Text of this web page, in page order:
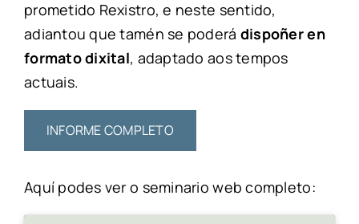
prometido Rexistro, e neste sentido,
adiantou que tamén se poderá dispoñer en
formato dixital, adaptado aos tempos
actuais.
INFORME COMPLETO
Aquí podes ver o seminario web completo: